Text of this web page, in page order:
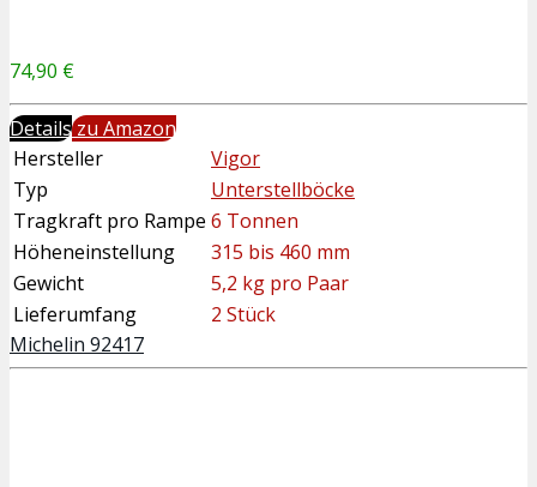
74,90 €
Detailszu Amazon
Hersteller
Vigor
Typ
Unterstellböcke
Tragkraft pro Rampe 6 Tonnen
Höheneinstellung
315 bis 460 mm
Gewicht
5,2 kg pro Paar
Lieferumfang
2 Stück
Michelin 92417